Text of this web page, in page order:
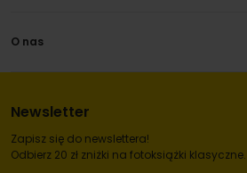
O nas
Newsletter
Zapisz się do newslettera!
Odbierz 20 zł zniżki na fotoksiążki klasyczne.